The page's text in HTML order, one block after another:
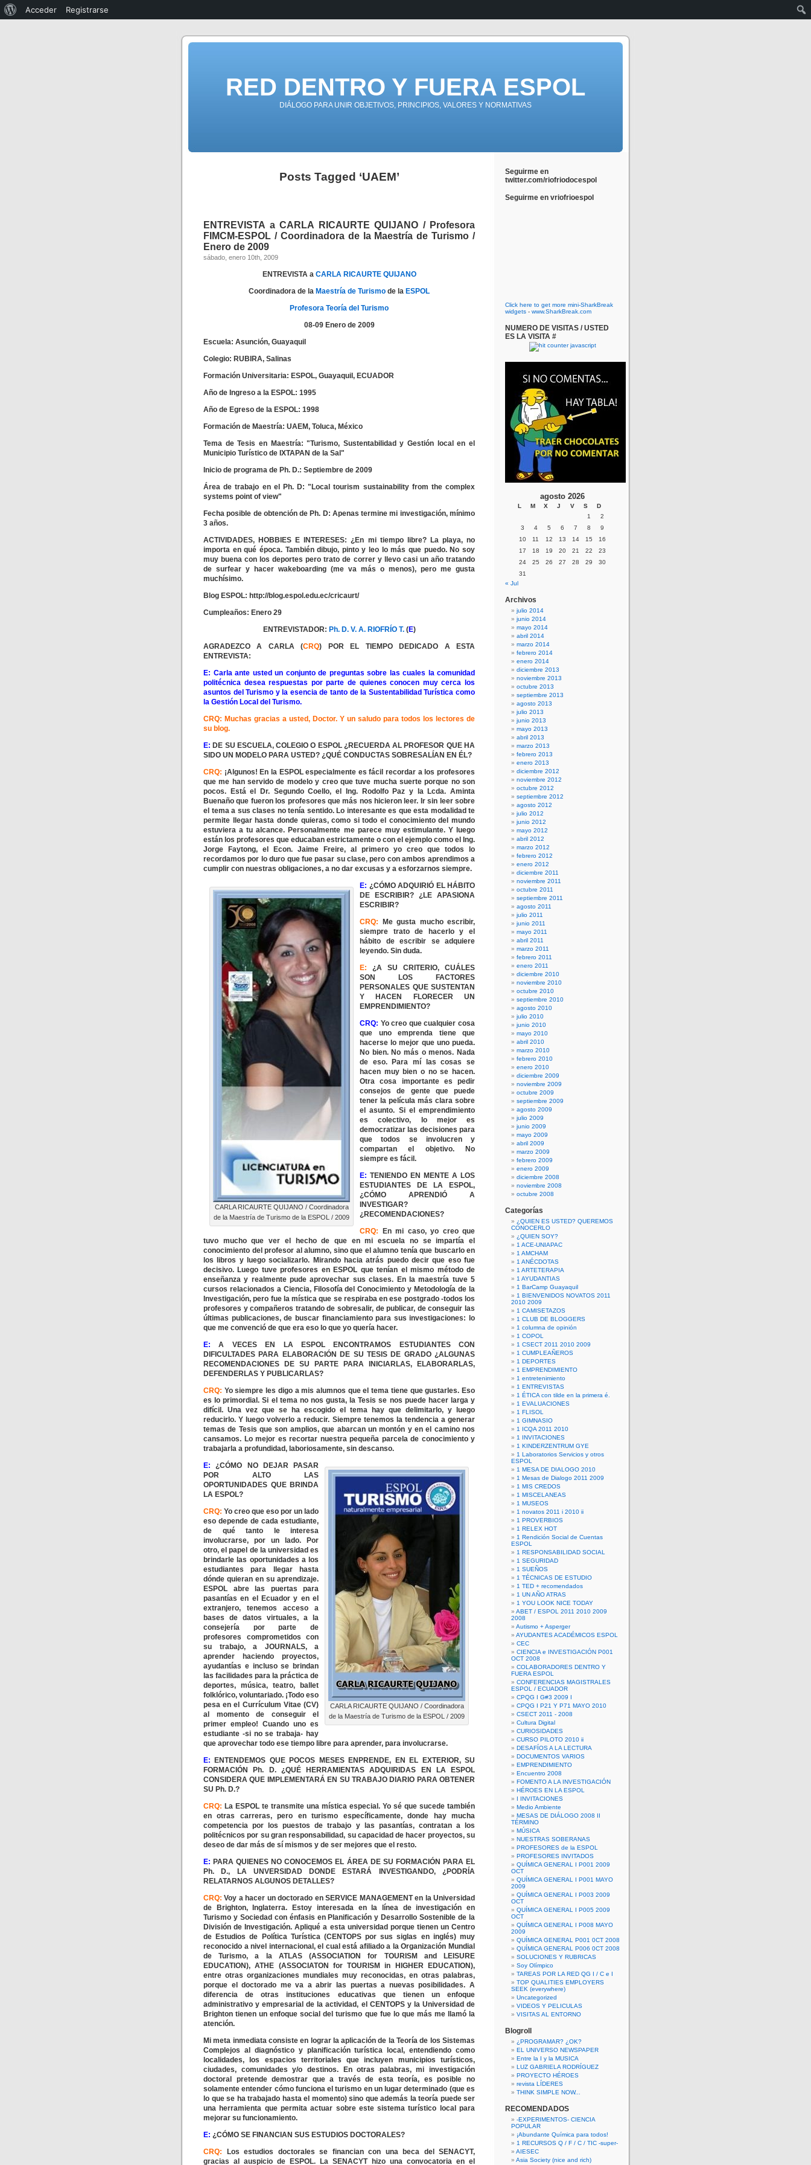
RED DENTRO Y FUERA ESPOL
DIÁLOGO PARA UNIR OBJETIVOS, PRINCIPIOS, VALORES Y NORMATIVAS
Posts Tagged ‘UAEM’
ENTREVISTA a CARLA RICAURTE QUIJANO / Profesora
FIMCM-ESPOL / Coordinadora de la Maestría de Turismo /
Enero de 2009
sábado, enero 10th, 2009
ENTREVISTA a CARLA RICAURTE QUIJANO
Coordinadora de la Maestría de Turismo de la ESPOL
Profesora Teoría del Turismo
08-09 Enero de 2009
Escuela: Asunción, Guayaquil
Colegio: RUBIRA, Salinas
Formación Universitaria: ESPOL, Guayaquil, ECUADOR
Año de Ingreso a la ESPOL: 1995
Año de Egreso de la ESPOL: 1998
Formación de Maestría: UAEM, Toluca, México
Tema de Tesis en Maestría: "Turismo, Sustentabilidad y Gestión local en el
Municipio Turístico de IXTAPAN de la Sal"
Inicio de programa de Ph. D.: Septiembre de 2009
Área de trabajo en el Ph. D: "Local tourism sustainability from the complex
systems point of view"
Fecha posible de obtención de Ph. D: Apenas termine mi investigación, mínimo
3 años.
ACTIVIDADES, HOBBIES E INTERESES: ¿En mi tiempo libre? La playa, no
importa en qué época. También dibujo, pinto y leo lo más que puedo. No soy
muy buena con los deportes pero trato de correr y llevo casi un año tratando
de surfear y hacer wakeboarding (me va más o menos), pero me gusta
muchísimo.
Blog ESPOL: http://blog.espol.edu.ec/cricaurt/
Cumpleaños: Enero 29
ENTREVISTADOR: Ph. D. V. A. RIOFRÍO T.(E)
AGRADEZCO A CARLA (CRQ) POR EL TIEMPO DEDICADO A ESTA
ENTREVISTA:
E: Carla ante usted un conjunto de preguntas sobre las cuales la comunidad
politécnica desea respuestas por parte de quienes conocen muy cerca los
asuntos del Turismo y la esencia de tanto de la Sustentabilidad Turística como
la Gestión Local del Turismo.
CRQ: Muchas gracias a usted, Doctor. Y un saludo para todos los lectores de
su blog.
E: DE SU ESCUELA, COLEGIO O ESPOL ¿RECUERDA AL PROFESOR QUE HA
SIDO UN MODELO PARA USTED? ¿QUÉ CONDUCTAS SOBRESALÍAN EN ÉL?
CRQ: ¡Algunos! En la ESPOL especialmente es fácil recordar a los profesores
que me han servido de modelo y creo que tuve mucha suerte porque no son
pocos. Está el Dr. Segundo Coello, el Ing. Rodolfo Paz y la Lcda. Aminta
Buenaño que fueron los profesores que más nos hicieron leer. Ir sin leer sobre
el tema a sus clases no tenía sentido. Lo interesante es que esta modalidad te
permite llegar hasta donde quieras, como si todo el conocimiento del mundo
estuviera a tu alcance. Personalmente me parece muy estimulante. Y luego
están los profesores que educaban estrictamente o con el ejemplo como el Ing.
Jorge Faytong, el Econ. Jaime Freire, al primero yo creo que todos lo
recordamos por lo duro que fue pasar su clase, pero con ambos aprendimos a
cumplir con nuestras obligaciones, a no dar excusas y a esforzarnos siempre.
CARLA RICAURTE QUIJANO / Coordinadora
de la Maestría de Turismo de la ESPOL / 2009
E: ¿CÓMO ADQUIRIÓ EL HÁBITO
DE ESCRIBIR? ¿LE APASIONA
ESCRIBIR?
CRQ: Me gusta mucho escribir,
siempre trato de hacerlo y el
hábito de escribir se adquiere
leyendo. Sin duda.
E: ¿A SU CRITERIO, CUÁLES
SON LOS FACTORES
PERSONALES QUE SUSTENTAN
Y HACEN FLORECER UN
EMPRENDIMIENTO?
CRQ: Yo creo que cualquier cosa
que uno emprenda tiene que
hacerse lo mejor que uno pueda.
No bien. No más o menos. Nada
de eso. Para mí las cosas se
hacen muy bien o no se hacen.
Otra cosa importante es pedir
consejos de gente que puede
tener la película más clara sobre
el asunto. Si el emprendimiento
es colectivo, lo mejor es
democratizar las decisiones para
que todos se involucren y
compartan el objetivo. No
siempre es fácil.
E: TENIENDO EN MENTE A LOS
ESTUDIANTES DE LA ESPOL,
¿CÓMO APRENDIÓ A
INVESTIGAR?
¿RECOMENDACIONES?
CRQ: En mi caso, yo creo que
tuvo mucho que ver el hecho de que en mi escuela no se impartía el
conocimiento del profesor al alumno, sino que el alumno tenía que buscarlo en
los libros y luego socializarlo. Mirando hacia atrás puedo decir que eso fue
decisivo. Luego tuve profesores en ESPOL que tenían el mismo método de
enseñanza y realmente pude aprovechar sus clases. En la maestría tuve 5
cursos relacionados a Ciencia, Filosofía del Conocimiento y Metodología de la
Investigación, pero fue la mística que se respiraba en ese postgrado -todos los
profesores y compañeros tratando de sobresalir, de publicar, de conseguir las
últimas publicaciones, de buscar financiamiento para sus investigaciones: lo
que me convenció de que era eso lo que yo quería hacer.
E: A VECES EN LA ESPOL ENCONTRAMOS ESTUDIANTES CON
DIFICULTADES PARA ELABORACIÓN DE SU TESIS DE GRADO ¿ALGUNAS
RECOMENDACIONES DE SU PARTE PARA INICIARLAS, ELABORARLAS,
DEFENDERLAS Y PUBLICARLAS?
CRQ: Yo siempre les digo a mis alumnos que el tema tiene que gustarles. Eso
es lo primordial. Si el tema no nos gusta, la Tesis se nos puede hacer larga y
difícil. Una vez que se ha escogido el tema hay que delimitarlo, y luego
reducirlo. Y luego volverlo a reducir. Siempre tenemos la tendencia a generar
temas de Tesis que son amplios, que abarcan un montón y en el camino nos
cansamos. Lo mejor es recortar nuestra pequeña parcela de conocimiento y
trabajarla a profundidad, laboriosamente, sin descanso.
CARLA RICAURTE QUIJANO / Coordinadora
de la Maestría de Turismo de la ESPOL / 2009
E:¿CÓMO NO DEJAR PASAR
POR ALTO LAS
OPORTUNIDADES QUE BRINDA
LA ESPOL?
CRQ: Yo creo que eso por un lado
eso depende de cada estudiante,
de qué tanto le interesa
involucrarse, por un lado. Por
otro, el papel de la universidad es
brindarle las oportunidades a los
estudiantes para llegar hasta
dónde quieran en su aprendizaje.
ESPOL abre las puertas para
pasantías en el Ecuador y en el
extranjero, tenemos acceso a
bases de datos virtuales, a la
consejería por parte de
profesores comprometidos con
su trabajo, a JOURNALS, a
aprender haciendo proyectos,
ayudantías e incluso se brindan
las facilidades para la práctica de
deportes, música, teatro, ballet
folklórico, voluntariado. ¡Todo eso
pesa en el Currículum Vitae (CV)
al momento de conseguir el
primer empleo! Cuando uno es
estudiante -si no se trabaja- hay
que aprovechar todo ese tiempo libre para aprender, para involucrarse.
E:
ENTENDEMOS QUE POCOS MESES ENPRENDE, EN EL EXTERIOR, SU
FORMACIÓN Ph. D. ¿QUÉ HERRAMIENTAS ADQUIRIDAS EN LA ESPOL
CONSIDERA QUE IMPLEMENTARÁ EN SU TRABAJO DIARIO PARA OBTENER
SU Ph. D.?
CRQ: La ESPOL te transmite una mística especial. Yo sé que sucede también
en otras carreras, pero en turismo específicamente, donde hay mucha
competencia por los puestos de trabajo y las pasantías, contratan a los
politécnicos por su gran responsabilidad, su capacidad de hacer proyectos, su
deseo de dar más de sí mismos y de ser mejores que el resto.
E: PARA QUIENES NO CONOCEMOS EL ÁREA DE SU FORMACIÓN PARA EL
Ph. D., LA UNVERSIDAD DONDE ESTARÁ INVESTIGANDO, ¿PODRÍA
RELATARNOS ALGUNOS DETALLES?
CRQ: Voy a hacer un doctorado en SERVICE MANAGEMENT en la Universidad
de Brighton, Inglaterra. Estoy interesada en la línea de investigación en
Turismo y Sociedad con énfasis en Planificación y Desarrollo Sostenible de la
División de Investigación. Apliqué a esta universidad porque tienen un Centro
de Estudios de Política Turística (CENTOPS por sus siglas en inglés) muy
reconocido a nivel internacional, el cual está afiliado a la Organización Mundial
de Turismo, a la ATLAS (ASSOCIATION for TOURISM and LEISURE
EDUCATION), ATHE (ASSOCIATON for TOURISM in HIGHER EDUCATION),
entre otras organizaciones mundiales muy reconocidas, en otras palabras,
porque el doctorado me va a abrir las puertas a nuevas posibilidades. A
diferencia de otras instituciones educativas que tienen un enfoque
administrativo y empresarial de la actividad, el CENTOPS y la Universidad de
Brighton tienen un enfoque social del turismo que fue lo que más me llamó la
atención.
Mi meta inmediata consiste en lograr la aplicación de la Teoría de los Sistemas
Complejos al diagnóstico y planificación turística local, entendiendo como
localidades, los espacios territoriales que incluyen municipios turísticos,
ciudades, comunidades y/o destinos. En otras palabras, mi investigación
doctoral pretende demostrar que a través de esta teoría, es posible no
solamente entender cómo funciona el turismo en un lugar determinado (que es
lo que se ha trabajado hasta el momento) sino que además la teoría puede ser
una herramienta que permita actuar sobre este sistema turístico local para
mejorar su funcionamiento.
E: ¿CÓMO SE FINANCIAN SUS ESTUDIOS DOCTORALES?
CRQ: Los estudios doctorales se financian con una beca del SENACYT,
gracias al auspicio de ESPOL. La SENACYT hizo una convocatoria en el
Seguirme en
twitter.com/riofriodocespol
Seguirme en vriofrioespol
Click here to get more mini-SharkBreak
widgets - www.SharkBreak.com
NUMERO DE VISITAS / USTED
ES LA VISITA #
agosto 2026
L M X J V S
D
1
2
3
4 5 6 7 8
9
10
11 12 13 14 15
16
17
18 19 20 21 22
23
24
25 26 27 28 29
30
31
« Jul
Archivos
julio 2014
junio 2014
mayo 2014
abril 2014
marzo 2014
febrero 2014
enero 2014
diciembre 2013
noviembre 2013
octubre 2013
septiembre 2013
agosto 2013
julio 2013
junio 2013
mayo 2013
abril 2013
marzo 2013
febrero 2013
enero 2013
diciembre 2012
noviembre 2012
octubre 2012
septiembre 2012
agosto 2012
julio 2012
junio 2012
mayo 2012
abril 2012
marzo 2012
febrero 2012
enero 2012
diciembre 2011
noviembre 2011
octubre 2011
septiembre 2011
agosto 2011
julio 2011
junio 2011
mayo 2011
abril 2011
marzo 2011
febrero 2011
enero 2011
diciembre 2010
noviembre 2010
octubre 2010
septiembre 2010
agosto 2010
julio 2010
junio 2010
mayo 2010
abril 2010
marzo 2010
febrero 2010
enero 2010
diciembre 2009
noviembre 2009
octubre 2009
septiembre 2009
agosto 2009
julio 2009
junio 2009
mayo 2009
abril 2009
marzo 2009
febrero 2009
enero 2009
diciembre 2008
noviembre 2008
octubre 2008
Categorías
¿QUIEN ES USTED? QUEREMOS
CONOCERLO
¿QUIEN SOY?
1 ACE-UNIAPAC
1 AMCHAM
1 ANÉCDOTAS
1 ARTETERAPIA
1 AYUDANTIAS
1 BarCamp Guayaquil
1 BIENVENIDOS NOVATOS 2011
2010 2009
1 CAMISETAZOS
1 CLUB DE BLOGGERS
1 columna de opinión
1 COPOL
1 CSECT 2011 2010 2009
1 CUMPLEAÑEROS
1 DEPORTES
1 EMPRENDIMIENTO
1 entretenimiento
1 ENTREVISTAS
1 ÉTICA con tilde en la primera é.
1 EVALUACIONES
1 FLISOL
1 GIMNASIO
1 ICQA 2011 2010
1 INVITACIONES
1 KINDERZENTRUM GYE
1 Laboratorios Servicios y otros
ESPOL
1 MESA DE DIALOGO 2010
1 Mesas de Dialogo 2011 2009
1 MIS CREDOS
1 MISCELANEAS
1 MUSEOS
1 novatos 2011 i 2010 ii
1 PROVERBIOS
1 RELEX HOT
1 Rendición Social de Cuentas
ESPOL
1 RESPONSABILIDAD SOCIAL
1 SEGURIDAD
1 SUEÑOS
1 TÉCNICAS DE ESTUDIO
1 TED + recomendados
1 UN AÑO ATRAS
1 YOU LOOK NICE TODAY
ABET / ESPOL 2011 2010 2009
2008
Autismo + Asperger
AYUDANTES ACADÉMICOS ESPOL
CEC
CIENCIA e INVESTIGACIÓN P001
OCT 2008
COLABORADORES DENTRO Y
FUERA ESPOL
CONFERENCIAS MAGISTRALES
ESPOL / ECUADOR
CPQG I G#3 2009 I
CPQG I P21 Y P71 MAYO 2010
CSECT 2011 - 2008
Cultura Digital
CURIOSIDADES
CURSO PILOTO 2010 ii
DESAFÍOS A LA LECTURA
DOCUMENTOS VARIOS
EMPRENDIMIENTO
Encuentro 2008
FOMENTO A LA INVESTIGACIÓN
HÉROES EN LA ESPOL
I INVITACIONES
Medio Ambiente
MESAS DE DIÁLOGO 2008 II
TÉRMINO
MÚSICA
NUESTRAS SOBERANAS
PROFESORES de la ESPOL
PROFESORES INVITADOS
QUÍMICA GENERAL I P001 2009
OCT
QUÍMICA GENERAL I P001 MAYO
2009
QUÍMICA GENERAL I P003 2009
OCT
QUÍMICA GENERAL I P005 2009
OCT
QUÍMICA GENERAL I P008 MAYO
2009
QUÍMICA GENERAL P001 0CT 2008
QUÍMICA GENERAL P006 0CT 2008
SOLUCIONES Y RUBRICAS
Soy Olímpico
TAREAS POR LA RED QG I / C e I
TOP QUALITIES EMPLOYERS
SEEK (everywhere)
Uncategorized
VIDEOS Y PELICULAS
VISITAS AL ENTORNO
Blogroll
¿PROGRAMAR? ¿OK?
EL UNIVERSO NEWSPAPER
Entre la I y la MUSICA
LUZ GABRIELA RODRÍGUEZ
PROYECTO HÉROES
revista LÍDERES
THINK SIMPLE NOW...
RECOMENDADOS
-EXPERIMENTOS- CIENCIA
POPULAR
¡Abundante Química para todos!
1 RECURSOS Q / F / C / TIC -super-
AIESEC
Asia Society (nice and rich)
Acceder Registrarse